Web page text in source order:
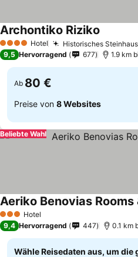
4 Sterne Hotel Historisches
Archontiko Riziko
9,5 Hervorragend 677 1.9 km
Ab 80 €
Preise von 8 Websites
Beliebte Wahl
3 SterneHotel
Aeriko Benovias
9,4 Hervorragend 447 0.1 km
Wähle Reisedaten aus, um die